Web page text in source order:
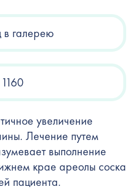
в галерею
1160
увеличение
Лечение путем
выполнение
крае ареолы соска
пациента.